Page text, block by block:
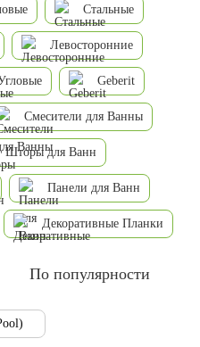
Стальные
Левосторонние
Geberit
Смесители для Ванны
Шторы для Ванн
Панели для Ванн
Декоративные Планки
По популярности